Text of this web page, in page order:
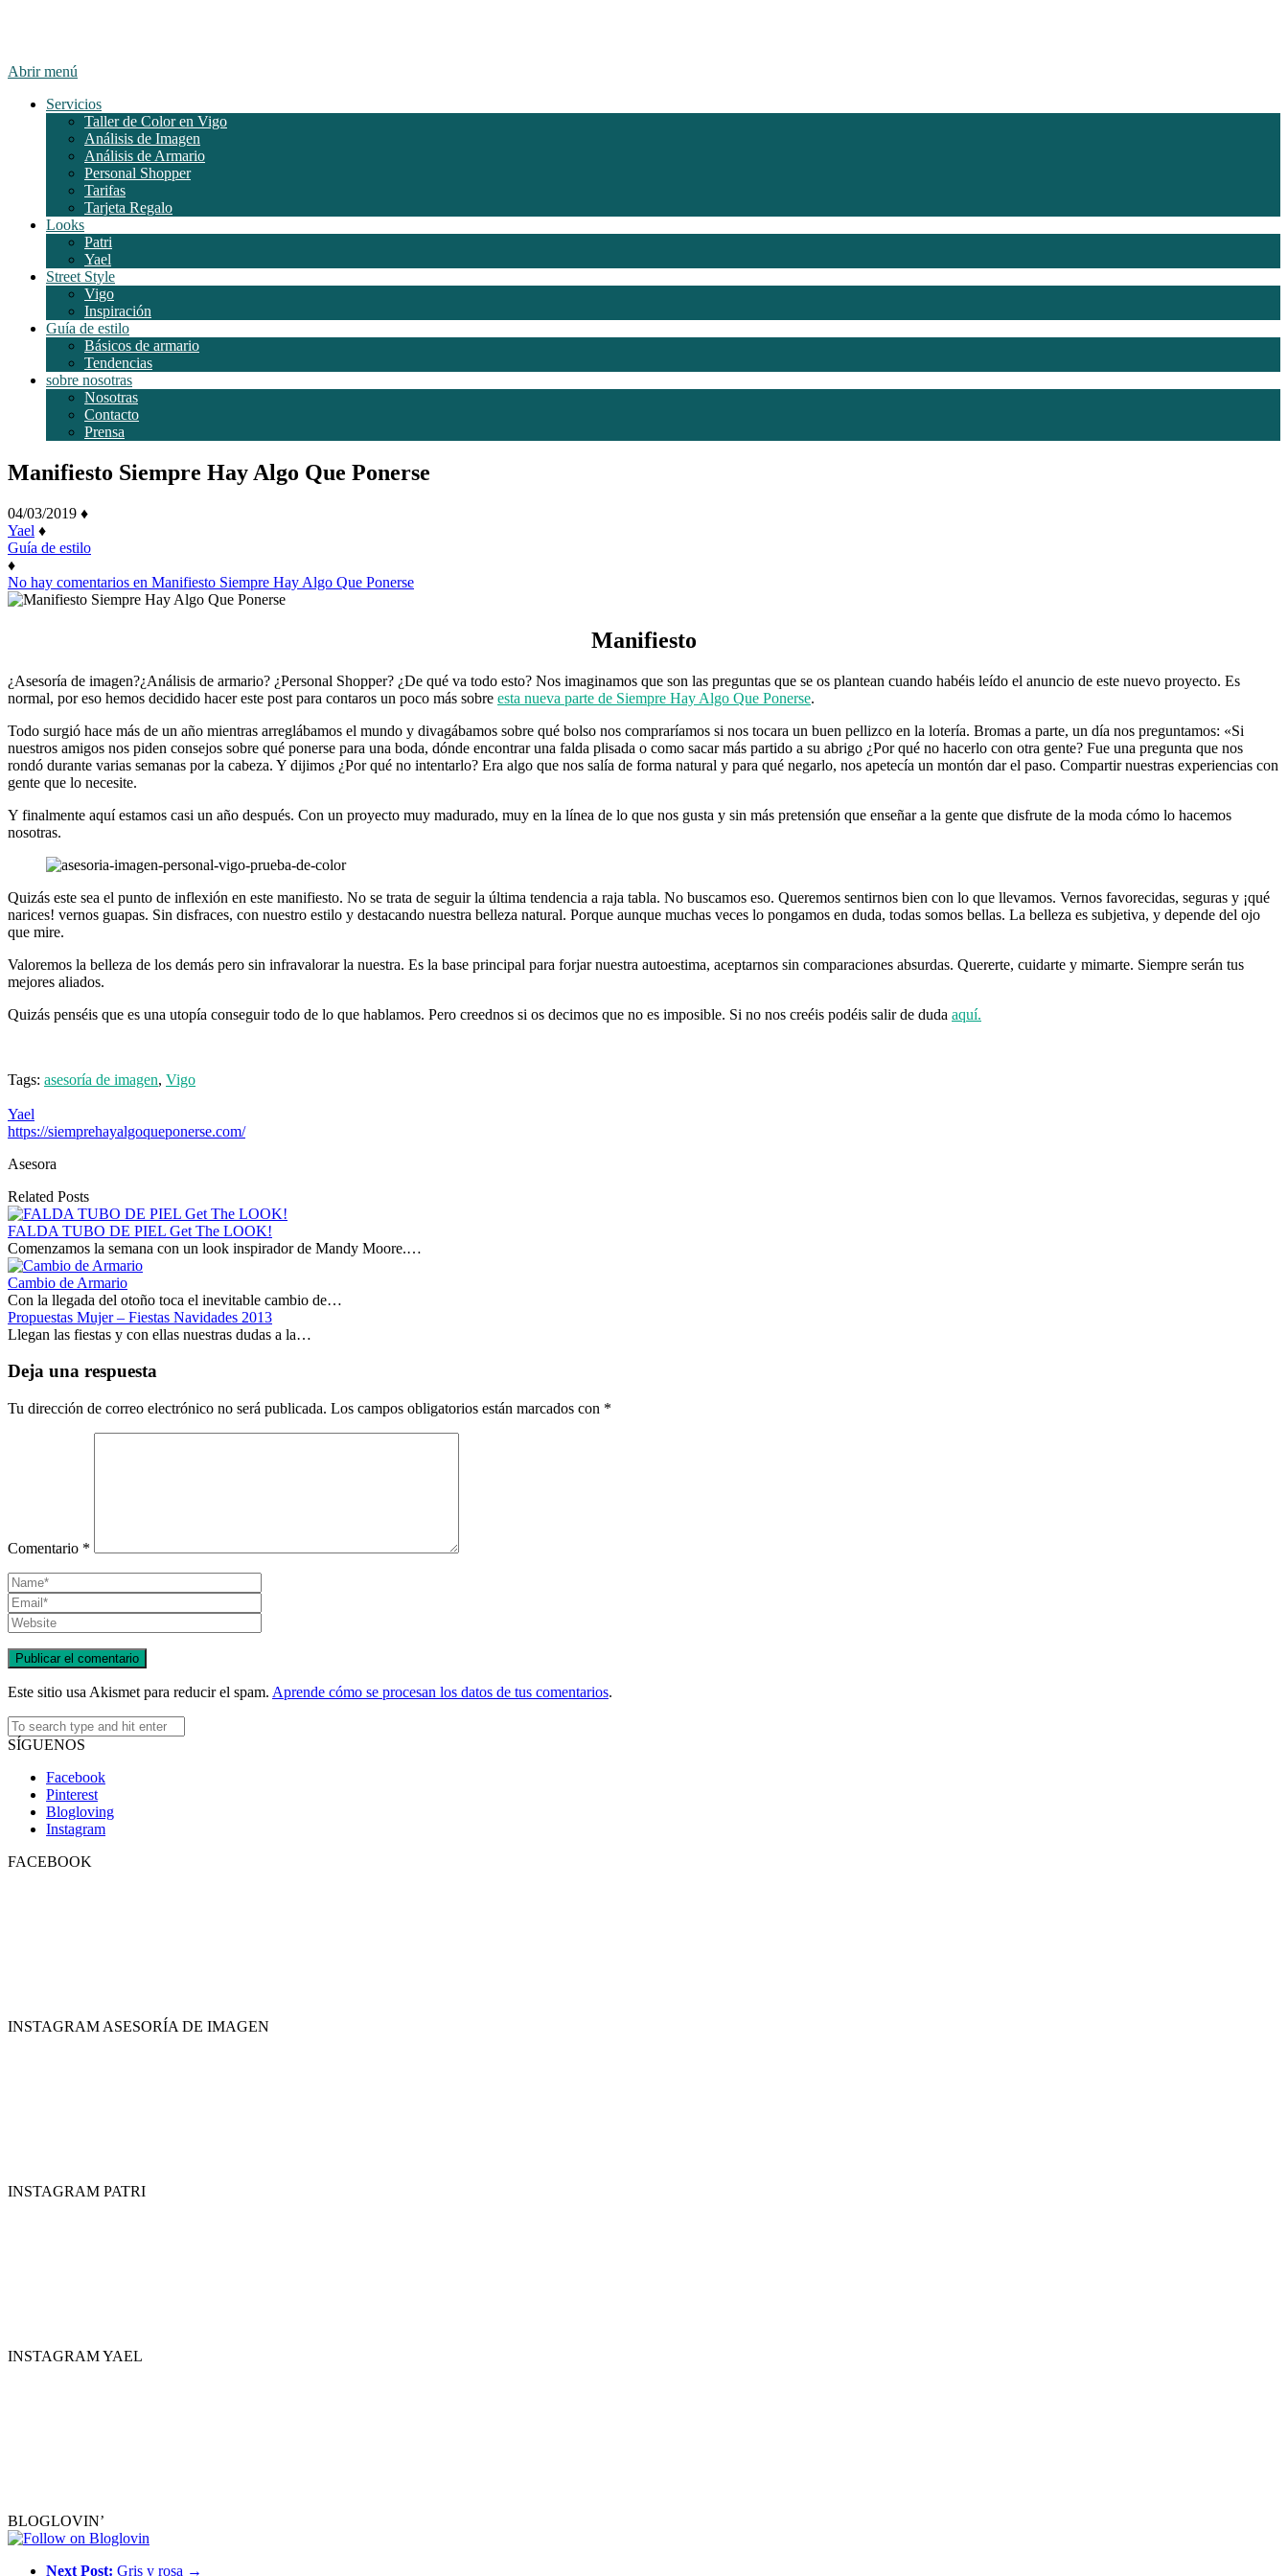
Abrir menú
Servicios
Taller de Color en Vigo
Análisis de Imagen
Análisis de Armario
Personal Shopper
Tarifas
Tarjeta Regalo
Looks
Patri
Yael
Street Style
Vigo
Inspiración
Guía de estilo
Básicos de armario
Tendencias
sobre nosotras
Nosotras
Contacto
Prensa
Manifiesto Siempre Hay Algo Que Ponerse
04/03/2019 ♦
Yael ♦
Guía de estilo
♦
No hay comentarios en Manifiesto Siempre Hay Algo Que Ponerse
Manifiesto
¿Asesoría de imagen?¿Análisis de armario? ¿Personal Shopper? ¿De qué va todo esto? Nos imaginamos que son las preguntas que se os plantean cuando habéis leído el anuncio de este nuevo proyecto. Es
normal, por eso hemos decidido hacer este post para contaros un poco más sobre esta nueva parte de Siempre Hay Algo Que Ponerse.
Todo surgió hace más de un año mientras arreglábamos el mundo y divagábamos sobre qué bolso nos compraríamos si nos tocara un buen pellizco en la lotería. Bromas a parte, un día nos preguntamos: «Si
nuestros amigos nos piden consejos sobre qué ponerse para una boda, dónde encontrar una falda plisada o como sacar más partido a su abrigo ¿Por qué no hacerlo con otra gente? Fue una pregunta que nos
rondó durante varias semanas por la cabeza. Y dijimos ¿Por qué no intentarlo? Era algo que nos salía de forma natural y para qué negarlo, nos apetecía un montón dar el paso. Compartir nuestras experiencias con
gente que lo necesite.
Y finalmente aquí estamos casi un año después. Con un proyecto muy madurado, muy en la línea de lo que nos gusta y sin más pretensión que enseñar a la gente que disfrute de la moda cómo lo hacemos
nosotras.
Quizás este sea el punto de inflexión en este manifiesto. No se trata de seguir la última tendencia a raja tabla. No buscamos eso. Queremos sentirnos bien con lo que llevamos. Vernos favorecidas, seguras y ¡qué
narices! vernos guapas. Sin disfraces, con nuestro estilo y destacando nuestra belleza natural. Porque aunque muchas veces lo pongamos en duda, todas somos bellas. La belleza es subjetiva, y depende del ojo
que mire.
Valoremos la belleza de los demás pero sin infravalorar la nuestra. Es la base principal para forjar nuestra autoestima, aceptarnos sin comparaciones absurdas. Quererte, cuidarte y mimarte. Siempre serán tus
mejores aliados.
Quizás penséis que es una utopía conseguir todo de lo que hablamos. Pero creednos si os decimos que no es imposible. Si no nos creéis podéis salir de duda aquí.
Tags: asesoría de imagen, Vigo
Yael
https://siemprehayalgoqueponerse.com/
Asesora
Related Posts
FALDA TUBO DE PIEL Get The LOOK!
Comenzamos la semana con un look inspirador de Mandy Moore.…
Cambio de Armario
Con la llegada del otoño toca el inevitable cambio de…
Propuestas Mujer – Fiestas Navidades 2013
Llegan las fiestas y con ellas nuestras dudas a la…
Deja una respuesta
Tu dirección de correo electrónico no será publicada. Los campos obligatorios están marcados con *
Comentario *
Este sitio usa Akismet para reducir el spam. Aprende cómo se procesan los datos de tus comentarios.
SÍGUENOS
Facebook
Pinterest
Blogloving
Instagram
FACEBOOK
INSTAGRAM ASESORÍA DE IMAGEN
INSTAGRAM PATRI
INSTAGRAM YAEL
BLOGLOVIN’
Next Post: Gris y rosa →